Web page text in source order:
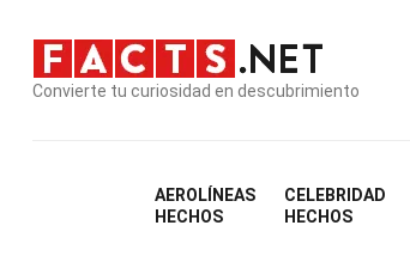
Convierte tu curiosidad en descubrimiento
AEROLÍNEAS
HECHOS
CELEBRIDAD
HECHOS